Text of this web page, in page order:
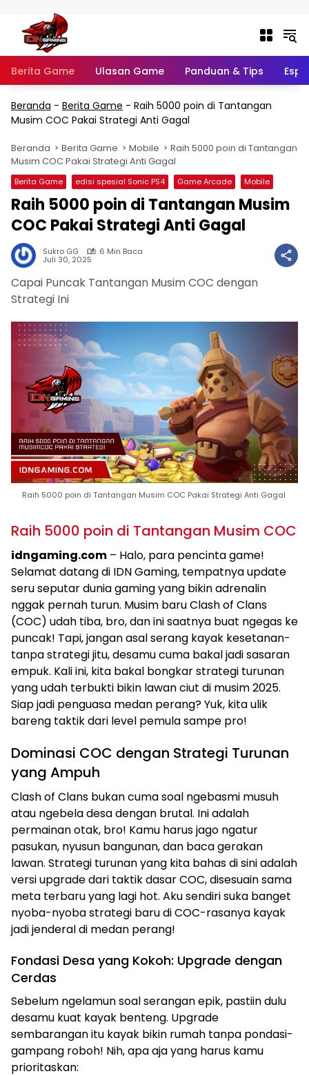
Berita Game Ulasan Game Panduan & Tips
Beranda - Berita Game - Raih 5000 poin di Tantangan
Musim COC Pakai Strategi Anti Gagal
Beranda Berita Game Mobile
Raih 5000 poin di Tantangan
Musim COC Pakai Strategi Anti Gagal
Berita Game edisi spesial Sonic PS4 Game Arcade Mobile
Raih 5000 poin di Tantangan Musim
COC Pakai Strategi Anti Gagal
Sukro GG 6 Min Baca
Juli 30, 2025
Capai Puncak Tantangan Musim COC dengan
Strategi Ini
Raih 5000 poin di Tantangan Musim COC Pakai Strategi Anti Gagal
Raih 5000 poin di Tantangan Musim COC
idngaming.com – Halo, para pencinta game!
Selamat datang di IDN Gaming, tempatnya update
seru seputar dunia gaming yang bikin adrenalin
nggak pernah turun. Musim baru Clash of Clans
(COC) udah tiba, bro, dan ini saatnya buat ngegas ke
puncak! Tapi, jangan asal serang kayak kesetanan-
tanpa strategi jitu, desamu cuma bakal jadi sasaran
empuk. Kali ini, kita bakal bongkar strategi turunan
yang udah terbukti bikin lawan ciut di musim 2025.
Siap jadi penguasa medan perang? Yuk, kita ulik
bareng taktik dari level pemula sampe pro!
Dominasi COC dengan Strategi Turunan
yang Ampuh
Clash of Clans bukan cuma soal ngebasmi musuh
atau ngebela desa dengan brutal. Ini adalah
permainan otak, bro! Kamu harus jago ngatur
pasukan, nyusun bangunan, dan baca gerakan
lawan. Strategi turunan yang kita bahas di sini adalah
versi upgrade dari taktik dasar COC, disesuain sama
meta terbaru yang lagi hot. Aku sendiri suka banget
nyoba-nyoba strategi baru di COC-rasanya kayak
jadi jenderal di medan perang!
Fondasi Desa yang Kokoh: Upgrade dengan
Cerdas
Sebelum ngelamun soal serangan epik, pastiin dulu
desamu kuat kayak benteng. Upgrade
sembarangan itu kayak bikin rumah tanpa pondasi-
gampang roboh! Nih, apa aja yang harus kamu
prioritaskan: